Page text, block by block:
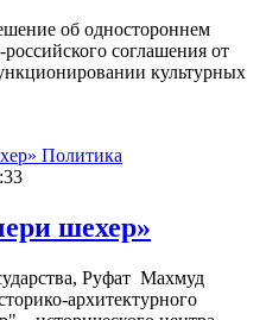
об одностороннем
соглашения от
культурных
Политика
шехер»
Руфат Махмуд
архитектурного